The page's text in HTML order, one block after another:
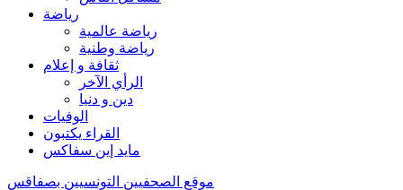
رياضة
رياضة عالمية
رياضة وطنية
ثقافة و إعلام
الرأي الآخر
دين و دنيا
الوفيات
القراء يكتبون
مايد إين سفاكس
موقع الصحفيين التونسيين بصفاقس